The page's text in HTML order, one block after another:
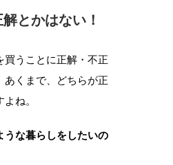
とかはない！
買うことに正解・不正
あくまで、どちらが正
ね。
うな暮らしをしたいの